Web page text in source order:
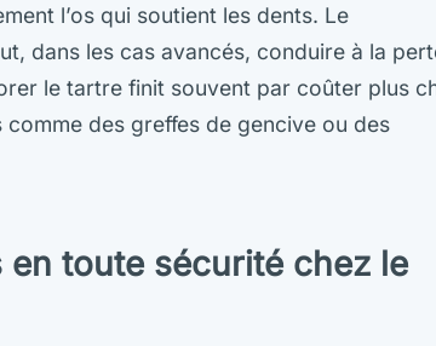
l’os qui soutient les dents. Le
dans les cas avancés, conduire à la
le tartre finit souvent par coûter plus
des greffes de gencive ou des
toute sécurité chez le